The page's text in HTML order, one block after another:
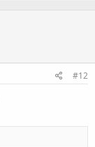
#12